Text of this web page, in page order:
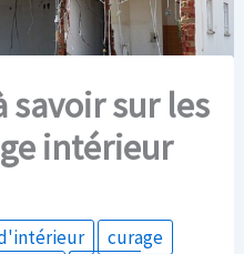
savoir sur les
intérieur
d'intérieur
curage